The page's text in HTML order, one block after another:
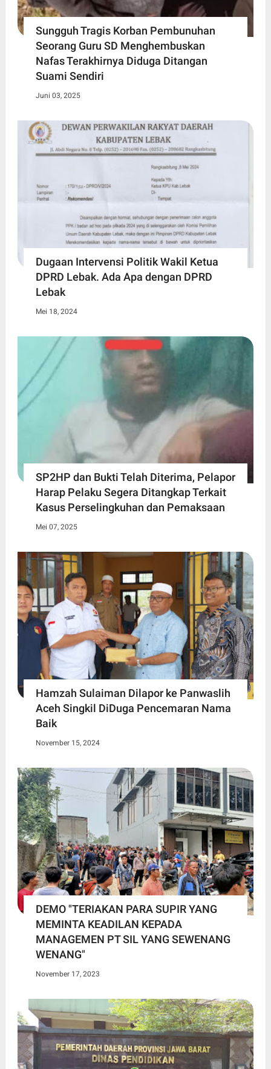
Sungguh Tragis Korban Pembunuhan
Seorang Guru SD Menghembuskan
Nafas Terakhirnya Diduga Ditangan
Suami Sendiri
Juni 03, 2025
Dugaan Intervensi Politik Wakil Ketua
DPRD Lebak. Ada Apa dengan DPRD
Lebak
Mei 18, 2024
SP2HP dan Bukti Telah Diterima, Pelapor
Harap Pelaku Segera Ditangkap Terkait
Kasus Perselingkuhan dan Pemaksaan
Mei 07, 2025
Hamzah Sulaiman Dilapor ke Panwaslih
Aceh Singkil DiDuga Pencemaran Nama
Baik
November 15, 2024
DEMO "TERIAKAN PARA SUPIR YANG
MEMINTA KEADILAN KEPADA
MANAGEMEN PT SIL YANG SEWENANG
WENANG"
November 17, 2023